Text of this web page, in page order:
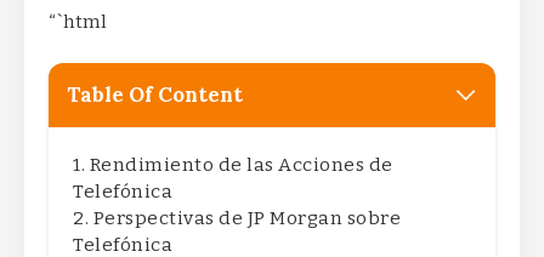
“`html
Table Of Content
Rendimiento de las Acciones de
Telefónica
Perspectivas de JP Morgan sobre
Telefónica